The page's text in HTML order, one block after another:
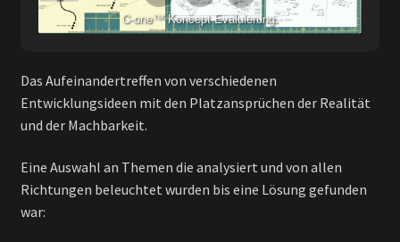
C-one™ Koncept Evaluierung.
Das Aufeinandertreffen von verschiedenen
Entwicklungsideen mit den Platzansprüchen der Realität
und der Machbarkeit.
Eine Auswahl an Themen die analysiert und von allen
Richtungen beleuchtet wurden bis eine Lösung gefunden
war: